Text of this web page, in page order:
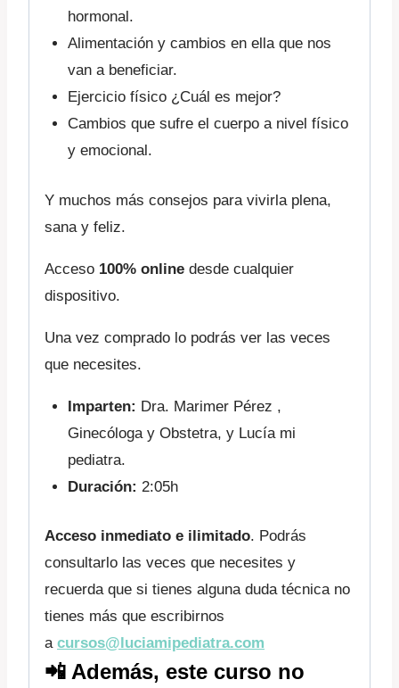
hormonal.
Alimentación y cambios en ella que nos
van a beneficiar.
Ejercicio físico ¿Cuál es mejor?
Cambios que sufre el cuerpo a nivel físico
y emocional.
Y muchos más consejos para vivirla plena,
sana y feliz.
Acceso 100% online desde cualquier
dispositivo.
Una vez comprado lo podrás ver las veces
que necesites.
Imparten: Dra. Marimer Pérez ,
Ginecóloga y Obstetra, y Lucía mi
pediatra.
Duración: 2:05h
Acceso inmediato e ilimitado. Podrás
consultarlo las veces que necesites y
recuerda que si tienes alguna duda técnica no
tienes más que escribirnos
a cursos@luciamipediatra.com
📲 Además, este curso no